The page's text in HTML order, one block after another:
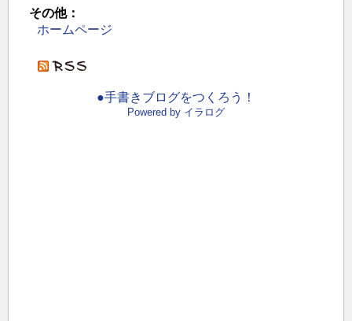
その他：
ホームページ
●手書きブログをつくろう！
Powered by イラログ